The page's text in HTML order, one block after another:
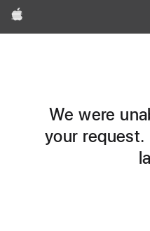
Apple
We were
your request.